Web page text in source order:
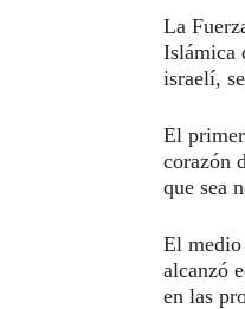
La
Islámica
israelí,
El
corazón
que sea
El medio
alcanzó
en las